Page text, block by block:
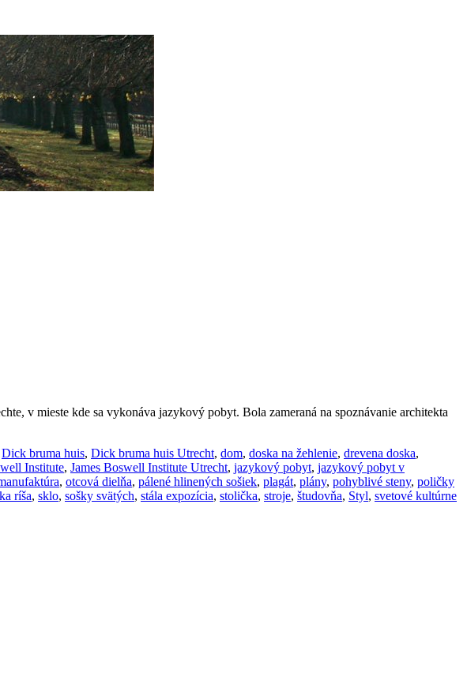
v mieste kde sa vykonáva jazykový pobyt. Bola zameraná na spoznávanie architekta
Dick bruma huis, Dick bruma huis Utrecht, dom, doska na žehlenie, drevena doska,
Institute, James Boswell Institute Utrecht, jazykový pobyt, jazykový pobyt v
, otcová dielňa, pálené hlinených sošiek, plagát, plány, pohyblivé steny, poličky
ríša, sklo, sošky svätých, stála expozícia, stolička, stroje, študovňa, Styl, svetové kultúrne